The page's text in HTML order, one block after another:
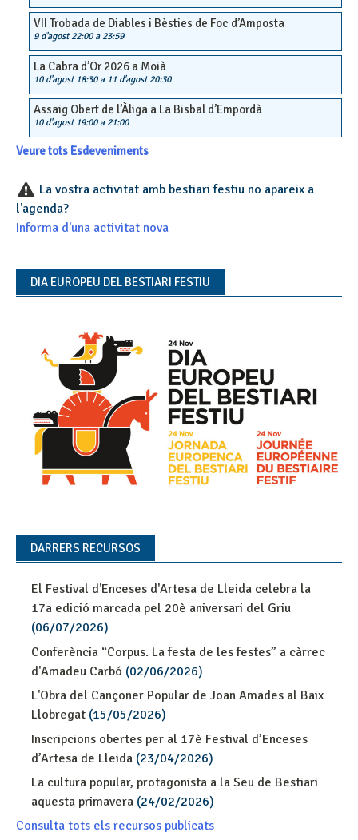
VII Trobada de Diables i Bèsties de Foc d’Amposta
9 d'agost 22:00a 23:59
La Cabra d’Or 2026 a Moià
10 d'agost 18:30a 11 d'agost 20:30
Assaig Obert de l’Àliga a La Bisbal d’Empordà
10 d'agost 19:00a 21:00
Veure tots Esdeveniments
La vostra activitat amb bestiari festiu no apareix a
l'agenda?
Informa d'una activitat nova
DIA EUROPEU DEL BESTIARI FESTIU
DARRERS RECURSOS
El Festival d'Enceses d'Artesa de Lleida celebra la
17a edició marcada pel 20è aniversari del Griu
(06/07/2026)
Conferència “Corpus. La festa de les festes” a càrrec
d'Amadeu Carbó (02/06/2026)
L'Obra del Cançoner Popular de Joan Amades al Baix
Llobregat (15/05/2026)
Inscripcions obertes per al 17è Festival d’Enceses
d’Artesa de Lleida (23/04/2026)
La cultura popular, protagonista a la Seu de Bestiari
aquesta primavera (24/02/2026)
Consulta tots els recursos publicats